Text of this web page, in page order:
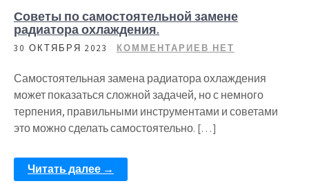
Советы по самостоятельной замене
радиатора охлаждения.
30 ОКТЯБРЯ 2023 КОММЕНТАРИЕВ НЕТ
Самостоятельная замена радиатора охлаждения
может показаться сложной задачей, но с немного
терпения, правильными инструментами и советами
это можно сделать самостоятельно. […]
Читать далее →